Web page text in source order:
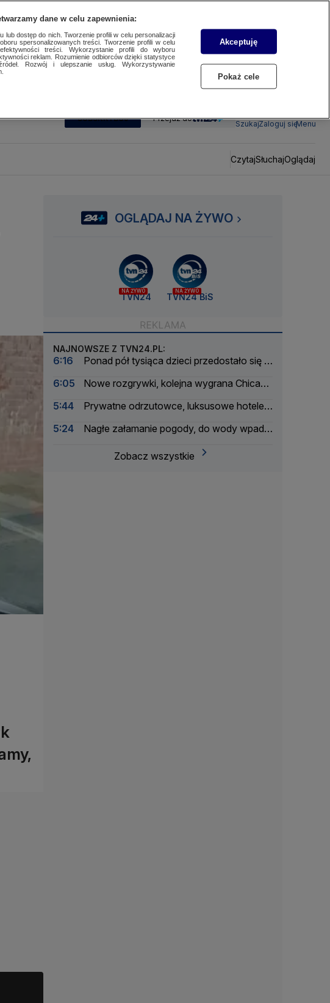
SUBSKRYBUJ Przejdź do
SzukajZaloguj sięMenu
CzytajSłuchajOglądaj
OGLĄDAJ NA ŻYWO
NA ŻYWO
TVN24
NA ŻYWO
TVN24 BiS
NAJNOWSZE Z TVN24.PL:
6:16
Ponad pół tysiąca dzieci przedostało się z
6:05
Nowe rozgrywki, kolejna wygrana Chicago
5:44
Prywatne odrzutowce, luksusowe hotele.
5:24
Nagłe załamanie pogody, do wody wpadło
Zobacz wszystkie
dane w celu zapewnienia:
lub dostęp do nich. Tworzenie profili w celu personalizacji
spersonalizowanych treści. Tworzenie profili w celu
treści. Wykorzystanie profili do wyboru
reklam. Rozumienie odbiorców dzięki statystyce
Rozwój i ulepszanie usług. Wykorzystywanie
Akceptuję
Pokaż cele